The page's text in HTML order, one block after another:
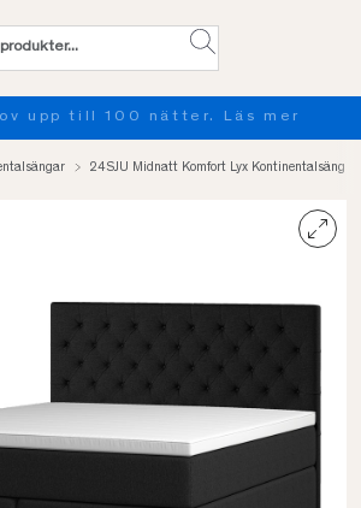
upp till 100 nätter. Läs mer
24SJU Midnatt Komfort Lyx Kontinentalsäng